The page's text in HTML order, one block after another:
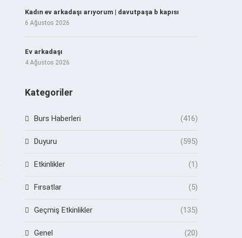
Kadın ev arkadaşı arıyorum | davutpaşa b kapısı
6 Ağustos 2026
Ev arkadaşı
4 Ağustos 2026
Kategoriler
Burs Haberleri (416)
Duyuru (595)
Etkinlikler (1)
Fırsatlar (5)
Geçmiş Etkinlikler (135)
Genel (20)